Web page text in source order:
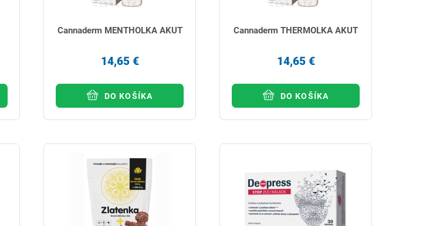
Cannaderm MENTHOLKA AKUT
14,65 €
DO KOŠÍKA
Cannaderm THERMOLKA AKUT
14,65 €
DO KOŠÍKA